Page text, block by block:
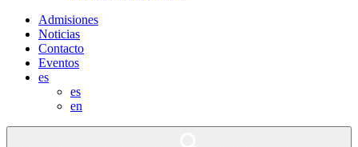
Admisiones
Noticias
Contacto
Eventos
es
es
en